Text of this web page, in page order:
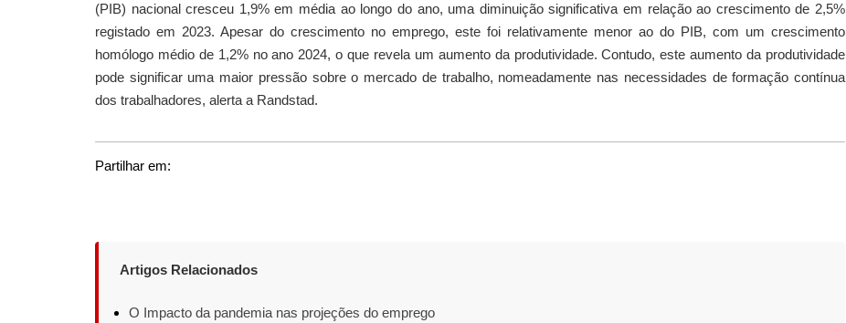
(PIB) nacional cresceu 1,9% em média ao longo do ano, uma diminuição significativa em relação ao crescimento de 2,5%
registado em 2023. Apesar do crescimento no emprego, este foi relativamente menor ao do PIB, com um crescimento
homólogo médio de 1,2% no ano 2024, o que revela um aumento da produtividade. Contudo, este aumento da produtividade
pode significar uma maior pressão sobre o mercado de trabalho, nomeadamente nas necessidades de formação contínua
dos trabalhadores, alerta a Randstad.
Partilhar em:
Artigos Relacionados
O Impacto da pandemia nas projeções do emprego